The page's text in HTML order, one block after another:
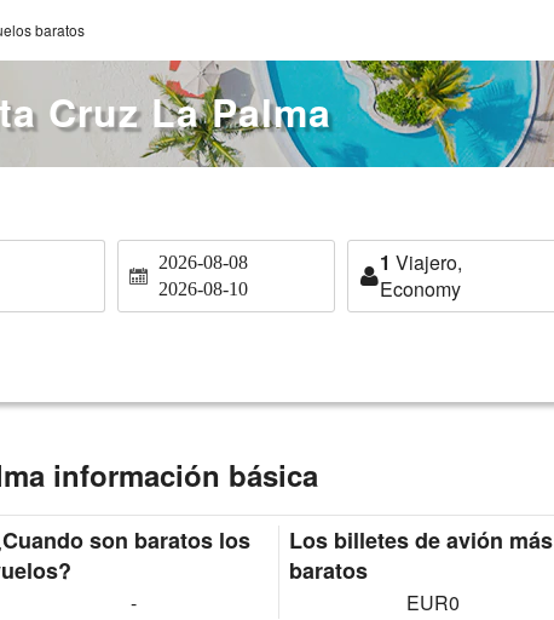
baratos
Cruz La Palma
2026-08-08
2026-08-10
1 Viajero,
Economy
información básica
son baratos los
-
Los billetes de avión más
baratos
EUR0